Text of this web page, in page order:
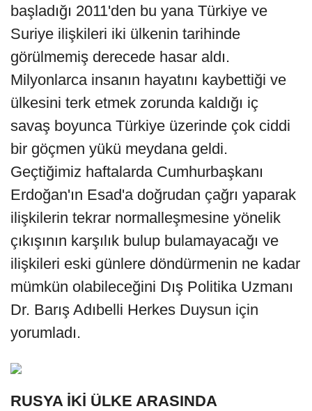
başladığı 2011'den bu yana Türkiye ve
Suriye ilişkileri iki ülkenin tarihinde
görülmemiş derecede hasar aldı.
Milyonlarca insanın hayatını kaybettiği ve
ülkesini terk etmek zorunda kaldığı iç
savaş boyunca Türkiye üzerinde çok ciddi
bir göçmen yükü meydana geldi.
Geçtiğimiz haftalarda Cumhurbaşkanı
Erdoğan'ın Esad'a doğrudan çağrı yaparak
ilişkilerin tekrar normalleşmesine yönelik
çıkışının karşılık bulup bulamayacağı ve
ilişkileri eski günlere döndürmenin ne kadar
mümkün olabileceğini Dış Politika Uzmanı
Dr. Barış Adıbelli Herkes Duysun için
yorumladı.
RUSYA İKİ ÜLKE ARASINDA